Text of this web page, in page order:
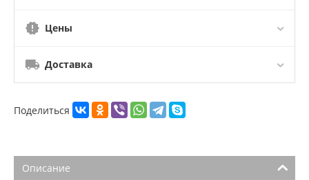
Цены
Доставка
Поделиться
Описание